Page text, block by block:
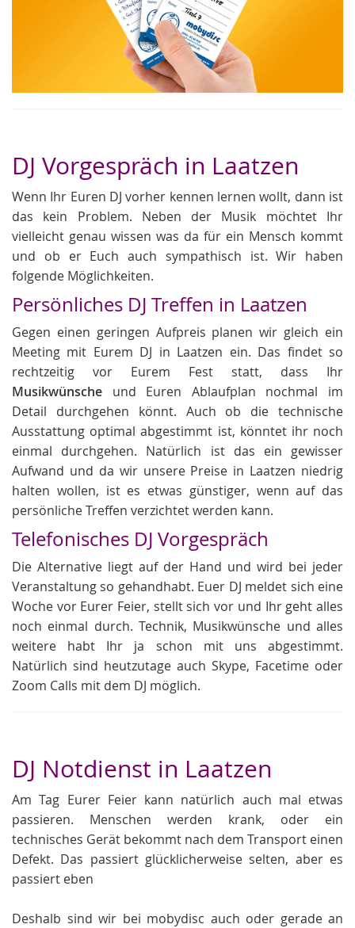
DJ Vorgespräch in Laatzen
Wenn Ihr Euren DJ vorher kennen lernen wollt, dann ist
das kein Problem. Neben der Musik möchtet Ihr
vielleicht genau wissen was da für ein Mensch kommt
und ob er Euch auch sympathisch ist. Wir haben
folgende Möglichkeiten.
Persönliches DJ Treffen in Laatzen
Gegen einen geringen Aufpreis planen wir gleich ein
Meeting mit Eurem DJ in Laatzen ein. Das findet so
rechtzeitig vor Eurem Fest statt, dass Ihr
Musikwünsche und Euren Ablaufplan nochmal im
Detail durchgehen könnt. Auch ob die technische
Ausstattung optimal abgestimmt ist, könntet ihr noch
einmal durchgehen. Natürlich ist das ein gewisser
Aufwand und da wir unsere Preise in Laatzen niedrig
halten wollen, ist es etwas günstiger, wenn auf das
persönliche Treffen verzichtet werden kann.
Telefonisches DJ Vorgespräch
Die Alternative liegt auf der Hand und wird bei jeder
Veranstaltung so gehandhabt. Euer DJ meldet sich eine
Woche vor Eurer Feier, stellt sich vor und Ihr geht alles
noch einmal durch. Technik, Musikwünsche und alles
weitere habt Ihr ja schon mit uns abgestimmt.
Natürlich sind heutzutage auch Skype, Facetime oder
Zoom Calls mit dem DJ möglich.
DJ Notdienst in Laatzen
Am Tag Eurer Feier kann natürlich auch mal etwas
passieren. Menschen werden krank, oder ein
technisches Gerät bekommt nach dem Transport einen
Defekt. Das passiert glücklicherweise selten, aber es
passiert eben
Deshalb sind wir bei mobydisc auch oder gerade an